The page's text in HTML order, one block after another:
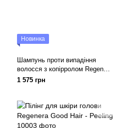
Новинка
Шампунь проти випадіння
волосся з копірролом Regenera
Good Hair Hair Shampoo with
1 575 грн